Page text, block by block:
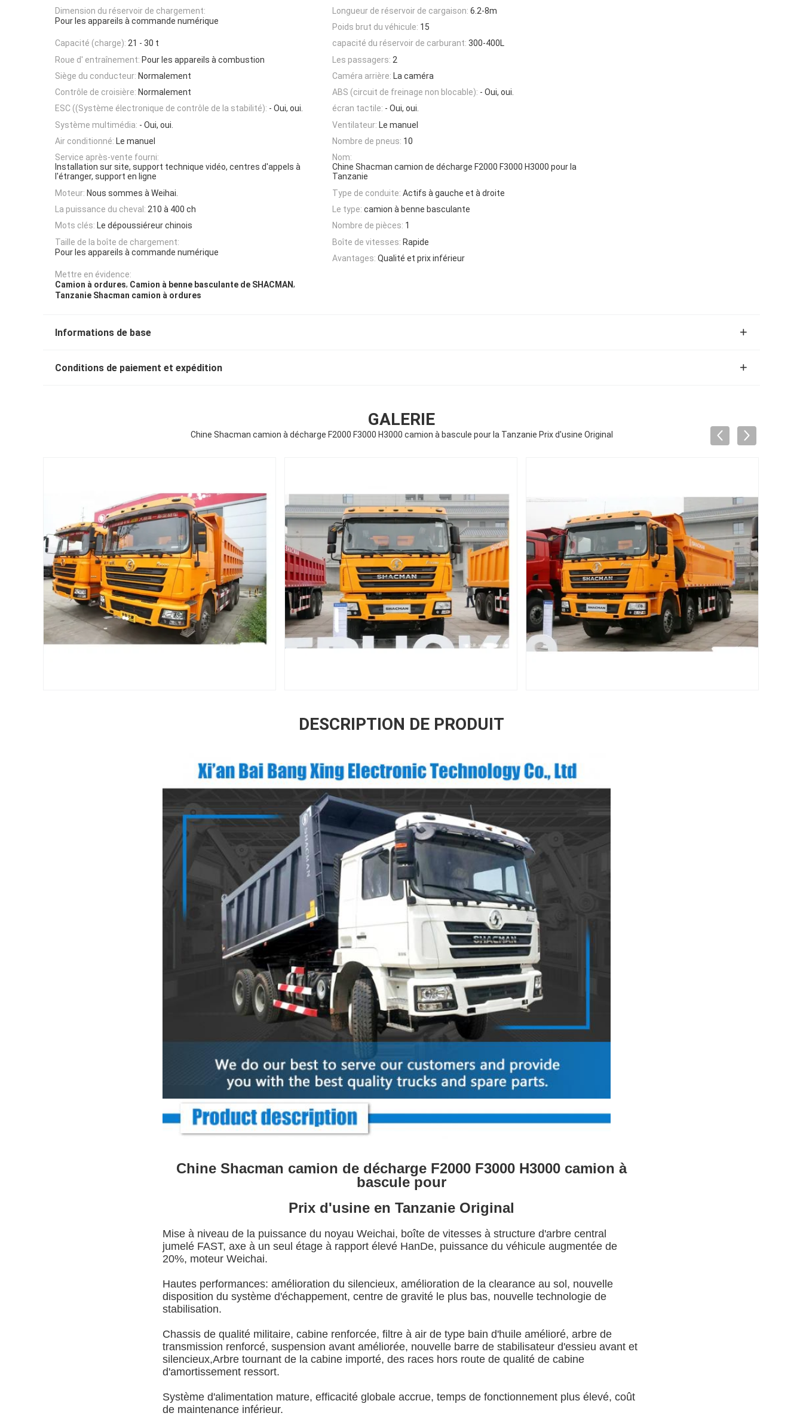
Dimension du réservoir de chargement:
Pour les appareils à commande numérique
Longueur de réservoir de cargaison: 6.2-8m
Poids brut du véhicule: 15
Capacité (charge): 21 - 30 t capacité du réservoir de carburant: 300-400L
Roue d' entraînement: Pour les appareils à combustion Les passagers: 2
Siège du conducteur: Normalement Caméra arrière: La caméra
Contrôle de croisière: Normalement ABS (circuit de freinage non blocable): - Oui, oui.
ESC ((Système électronique de contrôle de la stabilité): - Oui, oui. écran tactile: - Oui, oui.
Système multimédia: - Oui, oui. Ventilateur: Le manuel
Air conditionné: Le manuel Nombre de pneus: 10
Service après-vente fourni:
Installation sur site, support technique vidéo, centres d'appels à
l'étranger, support en ligne
Nom:
Chine Shacman camion de décharge F2000 F3000 H3000 pour la
Tanzanie
Moteur: Nous sommes à Weihai. Type de conduite: Actifs à gauche et à droite
La puissance du cheval: 210 à 400 ch Le type: camion à benne basculante
Mots clés: Le dépoussiéreur chinois Nombre de pièces: 1
Taille de la boîte de chargement:
Pour les appareils à commande numérique
Boîte de vitesses: Rapide
Avantages: Qualité et prix inférieur
Mettre en évidence:
Camion à ordures, Camion à benne basculante de SHACMAN,
Tanzanie Shacman camion à ordures
Informations de base
Conditions de paiement et expédition
GALERIE
Chine Shacman camion à décharge F2000 F3000 H3000 camion à bascule pour la Tanzanie Prix d'usine Original
DESCRIPTION DE PRODUIT
Chine Shacman camion de décharge F2000 F3000 H3000 camion à
bascule pour
Prix d'usine en Tanzanie Original
Mise à niveau de la puissance du noyau Weichai, boîte de vitesses à structure d'arbre central
jumelé FAST, axe à un seul étage à rapport élevé HanDe, puissance du véhicule augmentée de
20%, moteur Weichai.
Hautes performances: amélioration du silencieux, amélioration de la clearance au sol, nouvelle
disposition du système d'échappement, centre de gravité le plus bas, nouvelle technologie de
stabilisation.
Chassis de qualité militaire, cabine renforcée, filtre à air de type bain d'huile amélioré, arbre de
transmission renforcé, suspension avant améliorée, nouvelle barre de stabilisateur d'essieu avant et
silencieux,Arbre tournant de la cabine importé, des races hors route de qualité de cabine
d'amortissement ressort.
Système d'alimentation mature, efficacité globale accrue, temps de fonctionnement plus élevé, coût
de maintenance inférieur.